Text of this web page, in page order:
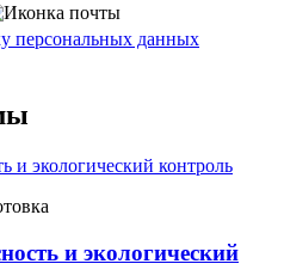
персональных данных
и экологический